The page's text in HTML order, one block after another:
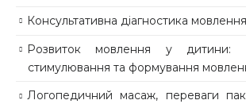
Консультативна діагностика мовлення
Розвиток мовлення у дитини:
стимулювання та формування
Логопедичний масаж, переваги